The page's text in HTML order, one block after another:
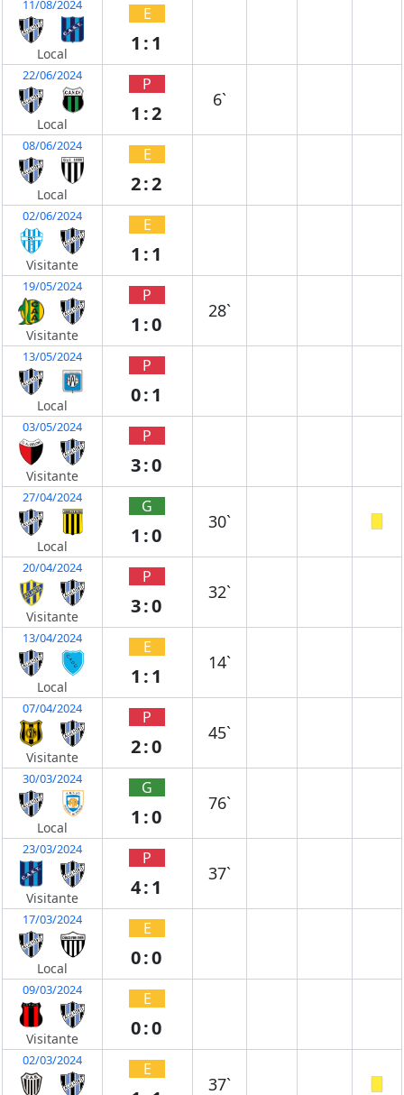
11/08/2024
Local
E
1:1
22/06/2024
Local
P
1:2
6`
08/06/2024
Local
E
2:2
02/06/2024
Visitante
E
1:1
19/05/2024
Visitante
P
1:0
28`
13/05/2024
Local
P
0:1
03/05/2024
Visitante
P
3:0
27/04/2024
Local
G
1:0
30`
20/04/2024
Visitante
P
3:0
32`
13/04/2024
Local
E
1:1
14`
07/04/2024
Visitante
P
2:0
45`
30/03/2024
Local
G
1:0
76`
23/03/2024
Visitante
P
4:1
37`
17/03/2024
Local
E
0:0
09/03/2024
Visitante
E
0:0
02/03/2024 E
37`